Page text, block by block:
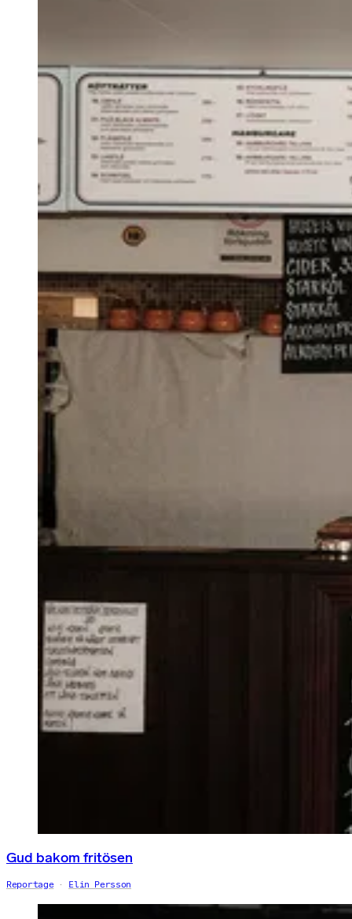
Gud bakom fritösen
Reportage Elin Persson